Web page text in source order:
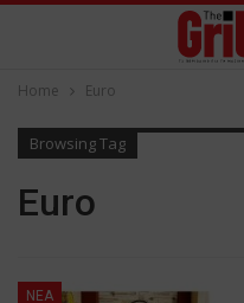
Home Euro
Browsing Tag
Euro
NEA